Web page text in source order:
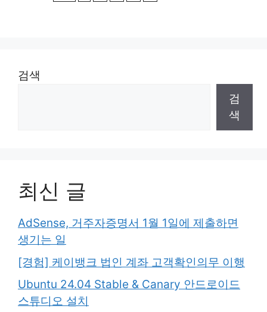
검색
검
색
최신 글
AdSense, 거주자증명서 1월 1일에 제출하면
생기는 일
[경험] 케이뱅크 법인 계좌 고객확인의무 이행
Ubuntu 24.04 Stable & Canary 안드로이드
스튜디오 설치